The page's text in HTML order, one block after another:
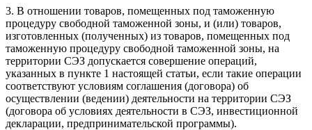
3. В отношении товаров, помещенных под таможенную
процедуру свободной таможенной зоны, и (или) товаров,
изготовленных (полученных) из товаров, помещенных под
таможенную процедуру свободной таможенной зоны, на
территории СЭЗ допускается совершение операций,
указанных в пункте 1 настоящей статьи, если такие операции
соответствуют условиям соглашения (договора) об
осуществлении (ведении) деятельности на территории СЭЗ
(договора об условиях деятельности в СЭЗ, инвестиционной
декларации, предпринимательской программы).